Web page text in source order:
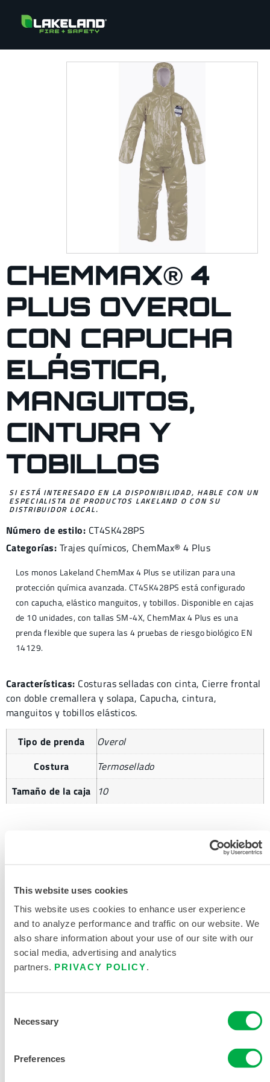
This website uses cookies
This website uses cookies to enhance user experience
and to analyze performance and traffic on our website. We
also share information about your use of our site with our
social media, advertising and analytics
partners. PRIVACY POLICY.
Selection
Necessary
Preferences
CHEMMAX® 4
PLUS OVEROL
CON CAPUCHA
ELÁSTICA,
MANGUITOS,
CINTURA Y
TOBILLOS
SI ESTÁ INTERESADO EN LA DISPONIBILIDAD, HABLE CON UN
ESPECIALISTA DE PRODUCTOS LAKELAND O CON SU
DISTRIBUIDOR LOCAL.
Número de estilo: CT4SK428PS
Categorías: Trajes químicos, ChemMax® 4 Plus
Los monos Lakeland ChemMax 4 Plus se utilizan para una
protección química avanzada. CT4SK428PS está configurado
con capucha, elástico manguitos, y tobillos. Disponible en cajas
de 10 unidades, con tallas SM-4X, ChemMax 4 Plus es una
prenda flexible que supera las 4 pruebas de riesgo biológico EN
14129.
Características: Costuras selladas con cinta, Cierre frontal
con doble cremallera y solapa, Capucha, cintura,
manguitos y tobillos elásticos.
Tipo de prenda
Overol
Costura
Termosellado
Tamaño de la caja
10
QUÍMICA Y DESECHABLE